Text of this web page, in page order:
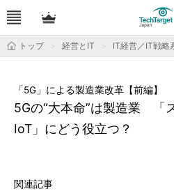
トップ 経営とIT IT経営／IT戦略
5Gの“大本命”は製造業 「
IoT」にどう役立つ？
「5G」による製造業改革【前編】
関連記事